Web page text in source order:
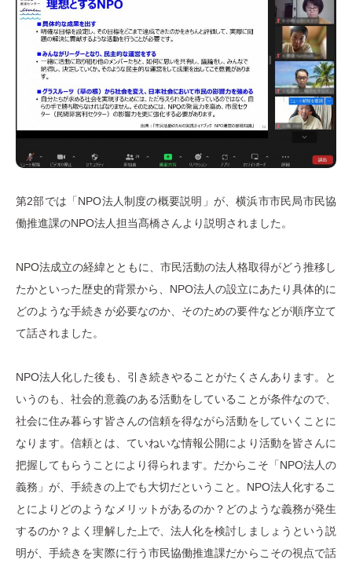
第2部では「NPO法人制度の概要説明」が、横浜市市民局市民協
働推進課のNPO法人担当髙橋さんより説明されました。
NPO法成立の経緯とともに、市民活動の法人格取得がどう推移し
たかといった歴史的背景から、NPO法人の設立にあたり具体的に
どのような手続きが必要なのか、そのための要件などが順序立て
て話されました。
NPO法人化した後も、引き続きやることがたくさんあります。と
いうのも、社会的意義のある活動をしていることが条件なので、
社会に住み暮らす皆さんの信頼を得ながら活動をしていくことに
なります。信頼とは、ていねいな情報公開により活動を皆さんに
把握してもらうことにより得られます。だからこそ「NPO法人の
義務」が、手続きの上でも大切だということ。NPO法人化するこ
とによりどのようなメリットがあるのか？どのような義務が発生
するのか？よく理解した上で、法人化を検討しましょうという説
明が、手続きを実際に行う市民協働推進課だからこその視点で話